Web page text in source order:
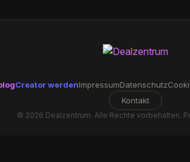
Creator werdenImpressumDatenschutz
Kontakt
© 2026 Dealzentrum. Alle Rechte vorbehalten.